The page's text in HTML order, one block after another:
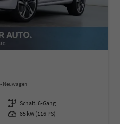
Neuwagen
Getriebe Schalt. 6-Gang
Leistung 85 kW (116 PS)